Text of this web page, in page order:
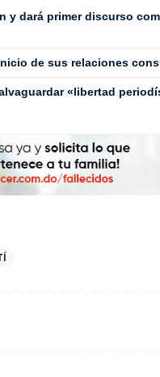
y dará primer discurso
de sus relaciones
«libertad